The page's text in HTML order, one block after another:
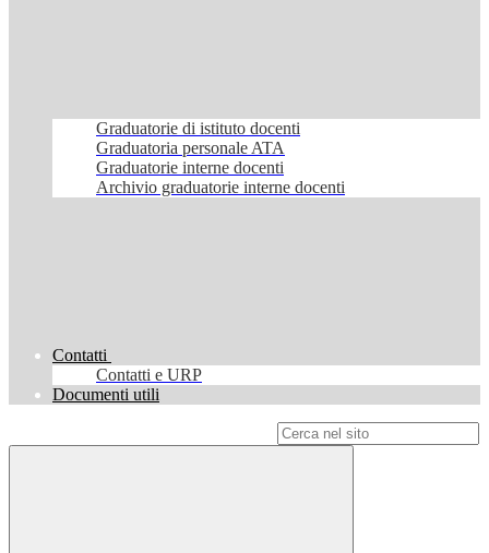
Graduatorie di istituto docenti
Graduatoria personale ATA
Graduatorie interne docenti
Archivio graduatorie interne docenti
Contatti
Contatti e URP
Documenti utili